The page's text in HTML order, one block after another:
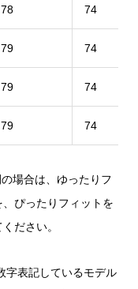
78 74
79 74
79 74
79 74
場合は、ゆったりフ
ぴったりフィットを
ださい。
字表記しているモデル